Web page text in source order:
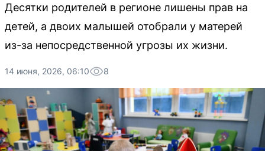
Десятки родителей в регионе лишены прав на
детей, а двоих малышей отобрали у матерей
из-за непосредственной угрозы их жизни.
14 июня, 2026, 06:10 8